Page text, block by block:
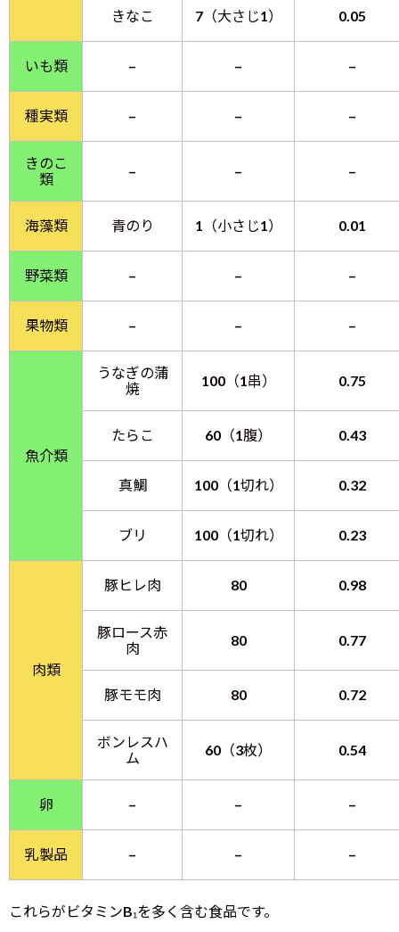
きなこ 7（大さじ1） 0.05
いも類 – – –
種実類 – – –
きのこ
類
– – –
海藻類 青のり 1（小さじ1） 0.01
野菜類 – – –
果物類 – – –
魚介類
うなぎの蒲
焼
100（1串） 0.75
たらこ 60（1腹） 0.43
真鯛 100（1切れ） 0.32
ブリ 100（1切れ） 0.23
肉類
豚ヒレ肉 80 0.98
豚ロース赤
肉
80 0.77
豚モモ肉 80 0.72
ボンレスハ
ム
60（3枚） 0.54
卵 – – –
乳製品 – – –
これらがビタミンB₁を多く含む食品です。